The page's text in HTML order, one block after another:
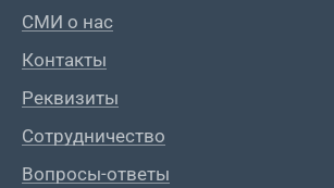
СМИ о нас
Контакты
Реквизиты
Сотрудничество
Вопросы-ответы